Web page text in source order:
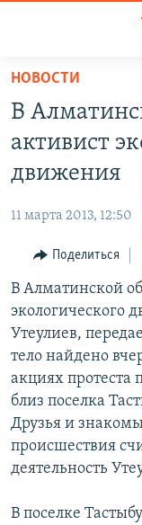
Вернуться
основному
содержанию
главной
навигации
Вернутся
поиску
ТАДЖИКИСТАН
ҚАЗАҚША
КЫРГЫЗЧА
ЎЗБЕКЧА
TÜRKMENÇE
НОВОСТИ
В
активист
движения
11 марта 2013, 12:50
Поделиться
В Алматинской
экологического
Утеулиев,
тело найдено
акциях протеста
близ поселка
Друзья и
происшествия
деятельность
В поселке